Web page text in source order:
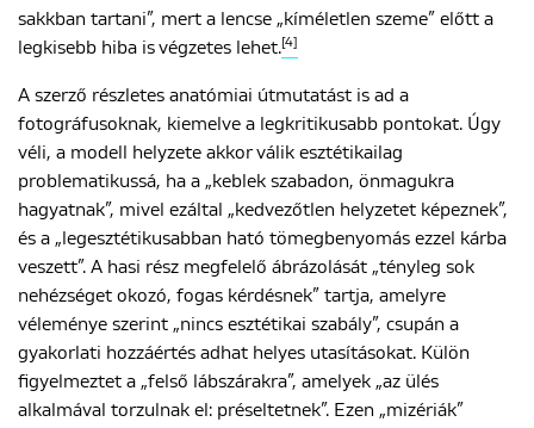
sakkban tartani”, mert a lencse „kíméletlen szeme” előtt a
legkisebb hiba is végzetes lehet. [4]
A szerző részletes anatómiai útmutatást is ad a
fotográfusoknak, kiemelve a legkritikusabb pontokat. Úgy
véli, a modell helyzete akkor válik esztétikailag
problematikussá, ha a „keblek szabadon, önmagukra
hagyatnak”, mivel ezáltal „kedvezőtlen helyzetet képeznek”,
és a „legesztétikusabban ható tömegbenyomás ezzel kárba
veszett”. A hasi rész megfelelő ábrázolását „tényleg sok
nehézséget okozó, fogas kérdésnek” tartja, amelyre
véleménye szerint „nincs esztétikai szabály”, csupán a
gyakorlati hozzáértés adhat helyes utasításokat. Külön
figyelmeztet a „felső lábszárakra”, amelyek „az ülés
alkalmával torzulnak el: préseltetnek”. Ezen „mizériák”